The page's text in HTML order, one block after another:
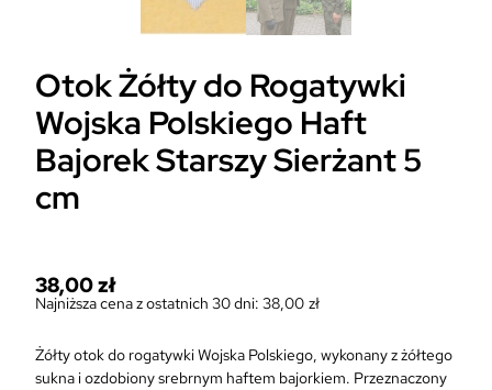
Otok Żółty do Rogatywki
Wojska Polskiego Haft
Bajorek Starszy Sierżant 5
cm
38,00zł
Najniższa cena z ostatnich 30 dni: 38,00 zł
Żółty otok do rogatywki Wojska Polskiego, wykonany z żółtego
sukna i ozdobiony srebrnym haftem bajorkiem. Przeznaczony